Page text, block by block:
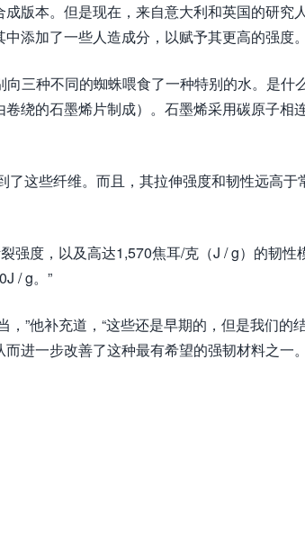
版本。但是现在，来自意大利和英国的研究
添加了一些人造成分，以赋予其更高的强度
三种不同的蜘蛛喂食了一种特别的水。是什
绕的石墨烯片制成）。石墨烯采用碳原子相
这些纤维。而且，其拉伸强度和韧性远高于
强度，以及高达1,570焦耳/克（J / g）的韧性
/ g。”
”他补充道，“这些还是早期的，但是我们的
进一步改善了这种最有希望的强韧材料之一